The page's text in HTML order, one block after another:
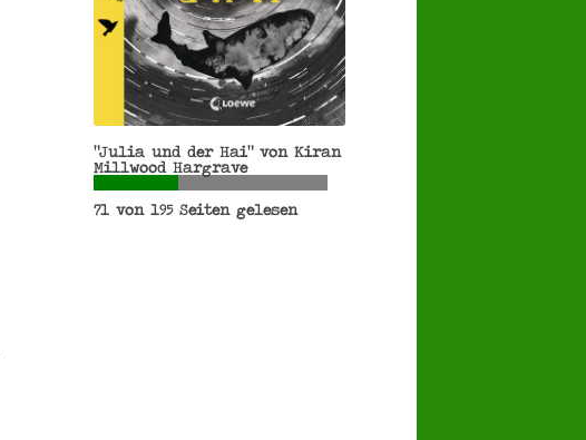
"Julia und der Hai" von Kiran
Millwood Hargrave
71 von 195 Seiten gelesen